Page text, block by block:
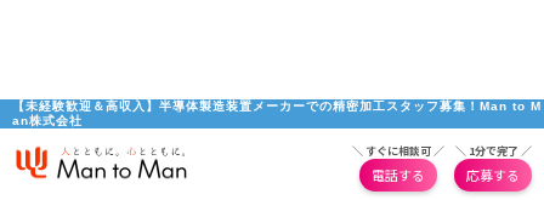
【未経験歓迎＆高収入】半導体製造装置メーカーでの精密加工スタッフ募集！Man to M
an株式会社
＼ すぐに相談可 ／
電話する
＼ 1分で完了 ／
応募する